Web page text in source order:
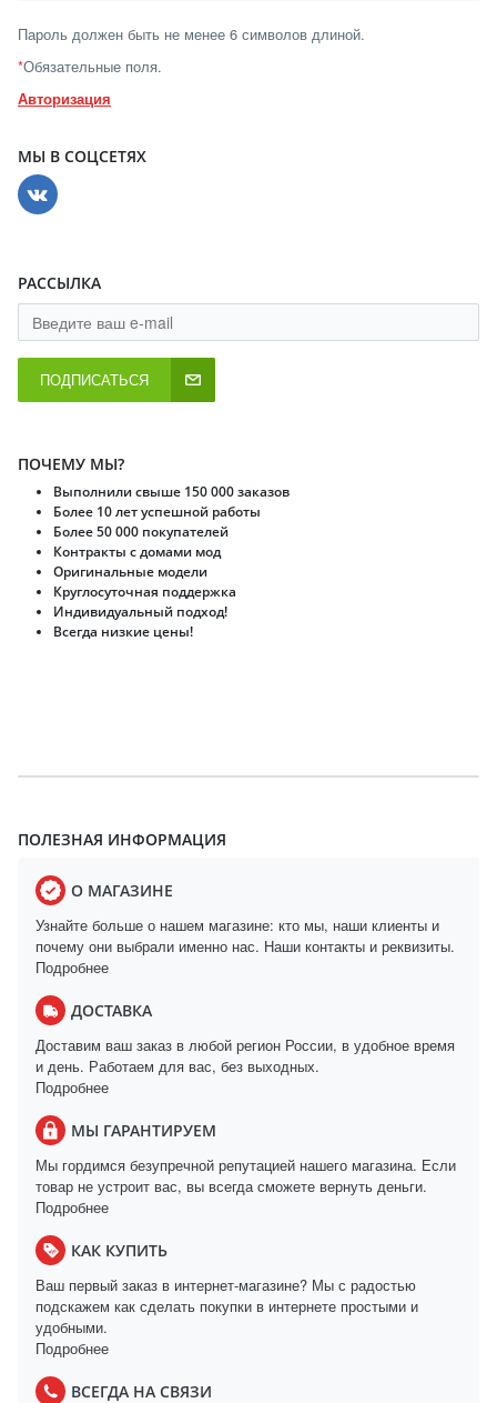
Пароль должен быть не менее 6 символов длиной.
*Обязательные поля.
Авторизация
МЫ В СОЦСЕТЯХ
РАССЫЛКА
ПОДПИСАТЬСЯ
ПОЧЕМУ МЫ?
Выполнили свыше 150 000 заказов
Более 10 лет успешной работы
Более 50 000 покупателей
Контракты с домами мод
Оригинальные модели
Круглосуточная поддержка
Индивидуальный подход!
Всегда низкие цены!
ПОЛЕЗНАЯ ИНФОРМАЦИЯ
О МАГАЗИНЕ
Узнайте больше о нашем магазине: кто мы, наши клиенты и
почему они выбрали именно нас. Наши контакты и реквизиты.
Подробнее
ДОСТАВКА
Доставим ваш заказ в любой регион России, в удобное время
и день. Работаем для вас, без выходных.
Подробнее
МЫ ГАРАНТИРУЕМ
Мы гордимся безупречной репутацией нашего магазина. Если
товар не устроит вас, вы всегда сможете вернуть деньги.
Подробнее
КАК КУПИТЬ
Ваш первый заказ в интернет-магазине? Мы с радостью
подскажем как сделать покупки в интернете простыми и
удобными.
Подробнее
ВСЕГДА НА СВЯЗИ